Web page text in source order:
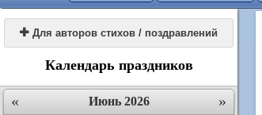
 Для авторов стихов / поздравлений
Календарь праздников
« »
Июнь 2026